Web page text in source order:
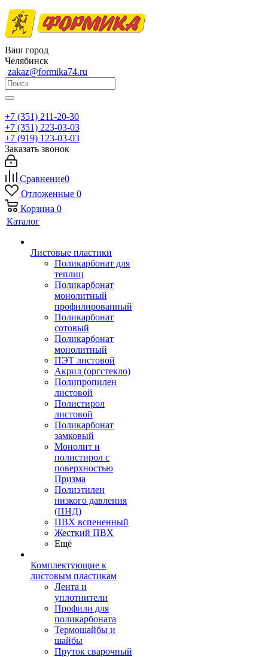
Ваш город
Челябинск
zakaz@formika74.ru
+7 (351) 211-20-30
+7 (351) 223-03-03
+7 (919) 123-03-03
Заказать звонок
Сравнение0
Отложенные 0
Корзина 0
Каталог
Листовые пластики
Поликарбонат для
теплиц
Поликарбонат
монолитный
профилированный
Поликарбонат
сотовый
Поликарбонат
монолитный
ПЭТ листовой
Акрил (оргстекло)
Полипропилен
листовой
Полистирол
листовой
Поликарбонат
замковый
Монолит и
полистирол с
поверхностью
Призма
Полиэтилен
низкого давления
(ПНД)
ПВХ вспененный
Жесткий ПВХ
Ещё
Комплектующие к
листовым пластикам
Лента и
уплотнители
Профили для
поликарбоната
Термошайбы и
шайбы
Пруток сварочный